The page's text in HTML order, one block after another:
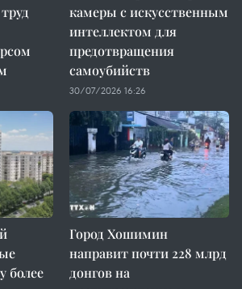
камеры с искусственным
интеллектом для
предотвращения
самоубийств
30/07/2026 16:26
более
Город Хошимин
направит почти 228 млрд
донгов на